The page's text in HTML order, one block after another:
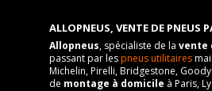
ALLOPNEUS, VENTE DE PNEUS
Allopneus, spécialiste de la vente
passant par lespneus utilitaires
Michelin, Pirelli, Bridgestone,
de montage à domicile à Paris,